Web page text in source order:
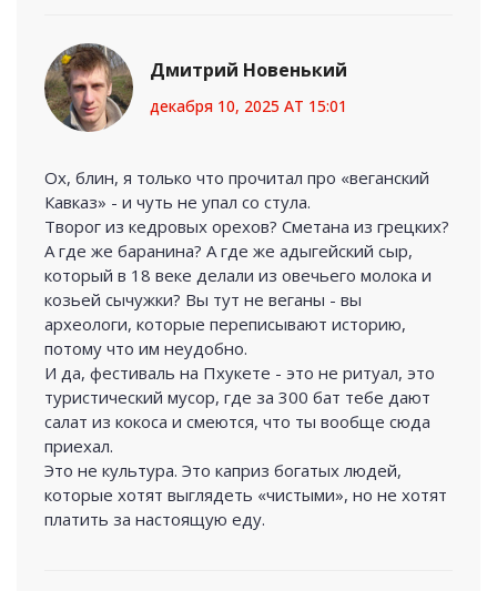
Дмитрий Новенький
декабря 10, 2025 AT 15:01
Ох, блин, я только что прочитал про «веганский
Кавказ» - и чуть не упал со стула.
Творог из кедровых орехов? Сметана из грецких?
А где же баранина? А где же адыгейский сыр,
который в 18 веке делали из овечьего молока и
козьей сычужки? Вы тут не веганы - вы
археологи, которые переписывают историю,
потому что им неудобно.
И да, фестиваль на Пхукете - это не ритуал, это
туристический мусор, где за 300 бат тебе дают
салат из кокоса и смеются, что ты вообще сюда
приехал.
Это не культура. Это каприз богатых людей,
которые хотят выглядеть «чистыми», но не хотят
платить за настоящую еду.